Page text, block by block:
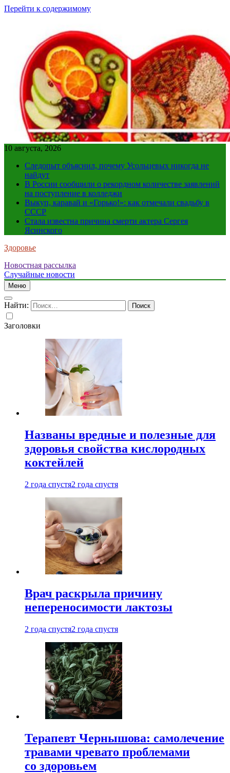
Перейти к содержимому
10 августа, 2026
Следопыт объяснил, почему Усольцевых никогда не
найдут
В России сообщили о рекордном количестве заявлений
на поступление в колледжи
Выкуп, каравай и «Горько!»: как отмечали свадьбу в
СССР
Стала известна причина смерти актера Сергея
Ясинского
Здоровье
Новостная рассылка
Случайные новости
Меню
Найти:
Заголовки
Названы вредные и полезные для
здоровья свойства кислородных
коктейлей
2 года спустя2 года спустя
Врач раскрыла причину
непереносимости лактозы
2 года спустя2 года спустя
Терапевт Чернышова: самолечение
травами чревато проблемами
со здоровьем